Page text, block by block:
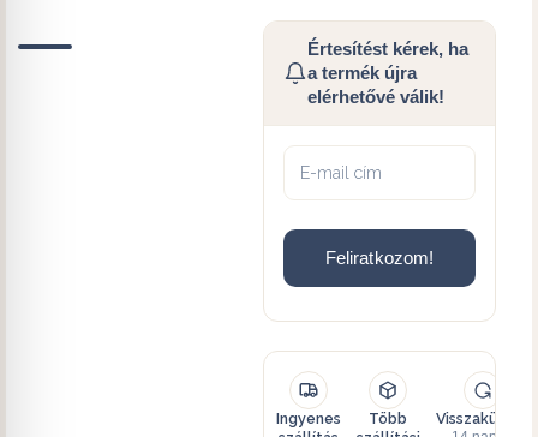
Értesítést kérek, ha
a termék újra
elérhetővé válik!
Feliratkozom!
Ingyenes
Több
Visszaküldés